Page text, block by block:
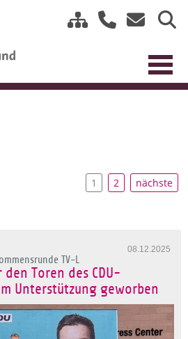
1 2 nächste
08.12.2025
TV-L
Toren des CDU-
Unterstützung geworben